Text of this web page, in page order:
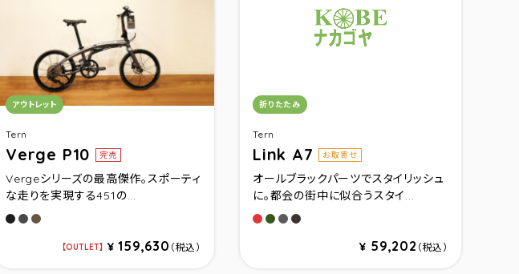
Tern
Verge P10 完売
カテゴリ：
アウトレット
Vergeシリーズの最高傑作。スポーティ
な走りを実現する451の...
サタンブラック/グレー(ライム)
ガンメタル/スティール(ダークブロンズ)
ダークブロンズ/スティール(シルバーブルー)
OUTLET ¥159,630 （税込）
Tern
Link A7 お取寄せ
カテゴリ：
折りたたみ
オールブラックパーツでスタイリッシュ
に。都会の街中に似合うスタイ...
レッド/シルバー
グリーン/サテングリーン
ガンメタル/サテンガンメタル
サテンブラック/ブラック
¥ 59,202 （税込）